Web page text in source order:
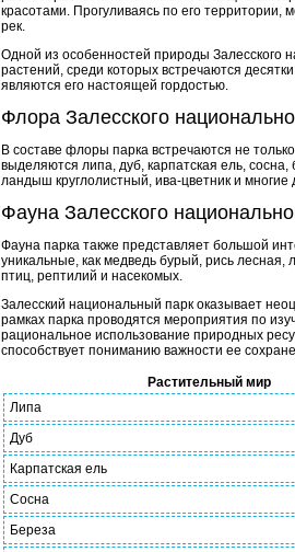
красотами. Прогуливаясь по его территории,
рек.
Одной из особенностей природы Залесского
растений, среди которых встречаются
являются его настоящей гордостью.
Флора Залесского
В составе флоры парка встречаются не
выделяются липа, дуб, карпатская ель,
ландыш круглолистный, ива-цветник и
Фауна Залесского
Фауна парка также представляет большой
уникальные, как медведь бурый, рись
птиц, рептилий и насекомых.
Залесский национальный парк оказывает
рамках парка проводятся мероприятия по
рациональное использование природных
способствует пониманию важности ее
Растительный мир
Липа
Дуб
Карпатская ель
Сосна
Береза